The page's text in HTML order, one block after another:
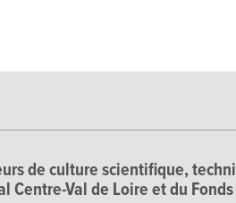
de culture scientifique,
Centre-Val de Loire et du